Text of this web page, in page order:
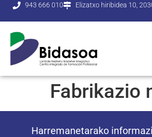
943 666 010 Elizatxo hiribidea 10,
Fabrikazio
Harremanetarako